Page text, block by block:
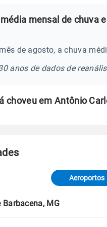
mensal de chuva
de agosto, a chuva
anos de dados de
choveu em Antônio
e Estudos Climáticos
Aeroportos
Barbacena, MG